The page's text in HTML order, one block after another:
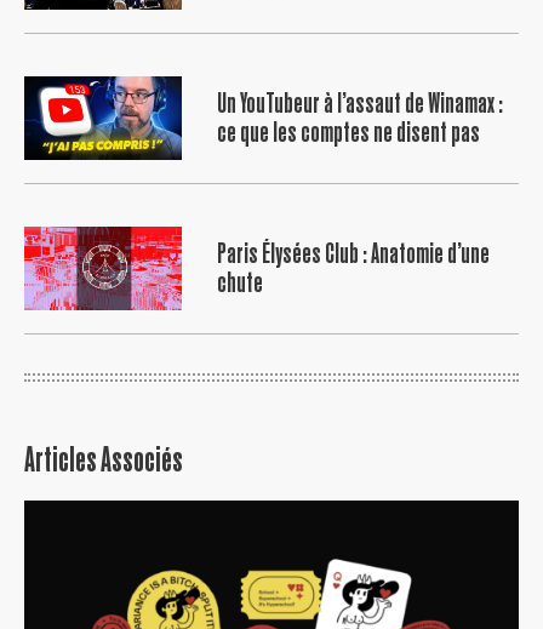
Un YouTubeur à l’assaut de Winamax :
ce que les comptes ne disent pas
Paris Élysées Club : Anatomie d’une
chute
Articles Associés